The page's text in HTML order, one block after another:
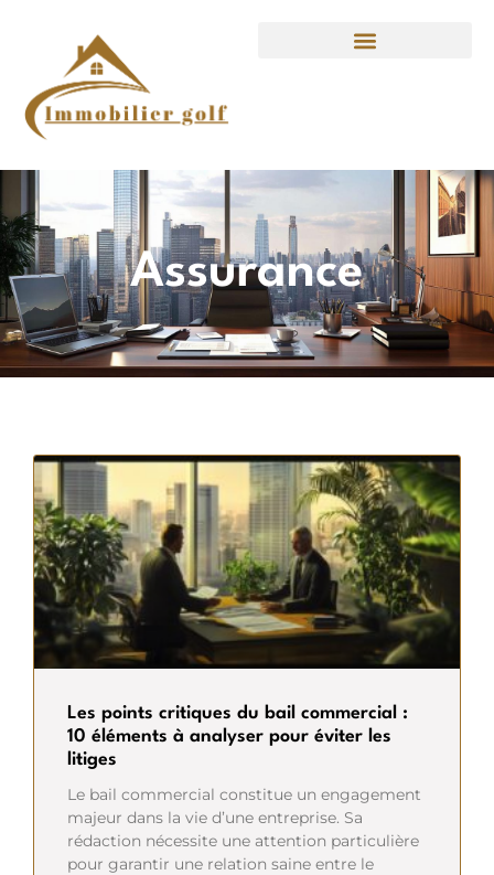
Assurance
Les points critiques du bail commercial :
10 éléments à analyser pour éviter les
litiges
Le bail commercial constitue un engagement
majeur dans la vie d’une entreprise. Sa
rédaction nécessite une attention particulière
pour garantir une relation saine entre le